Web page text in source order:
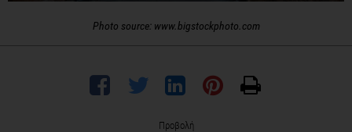
Photo source: www.bigstockphoto.com
Προβολή